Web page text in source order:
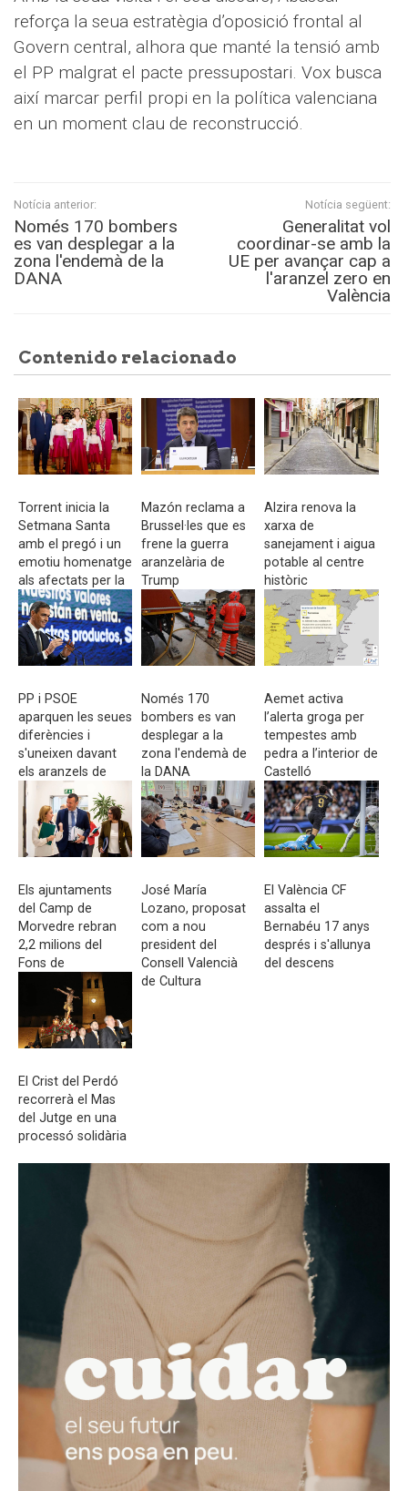
reforça la seua estratègia d’oposició frontal al
Govern central, alhora que manté la tensió amb
el PP malgrat el pacte pressupostari. Vox busca
així marcar perfil propi en la política valenciana
en un moment clau de reconstrucció.
Notícia anterior:
Només 170 bombers
es van desplegar a la
zona l'endemà de la
DANA
Notícia següent:
Generalitat vol
coordinar-se amb la
UE per avançar cap a
l'aranzel zero en
València
Contenido relacionado
Torrent inicia la
Setmana Santa
amb el pregó i un
emotiu homenatge
als afectats per la
DANA
Mazón reclama a
Brussel·les que es
frene la guerra
aranzelària de
Trump
Alzira renova la
xarxa de
sanejament i aigua
potable al centre
històric
PP i PSOE
aparquen les seues
diferències i
s'uneixen davant
els aranzels de
Trump
Només 170
bombers es van
desplegar a la
zona l'endemà de
la DANA
Aemet activa
l’alerta groga per
tempestes amb
pedra a l’interior de
Castelló
Els ajuntaments
del Camp de
Morvedre rebran
2,2 milions del
Fons de
Cooperació
Municipal
José María
Lozano, proposat
com a nou
president del
Consell Valencià
de Cultura
El València CF
assalta el
Bernabéu 17 anys
després i s'allunya
del descens
El Crist del Perdó
recorrerà el Mas
del Jutge en una
processó solidària